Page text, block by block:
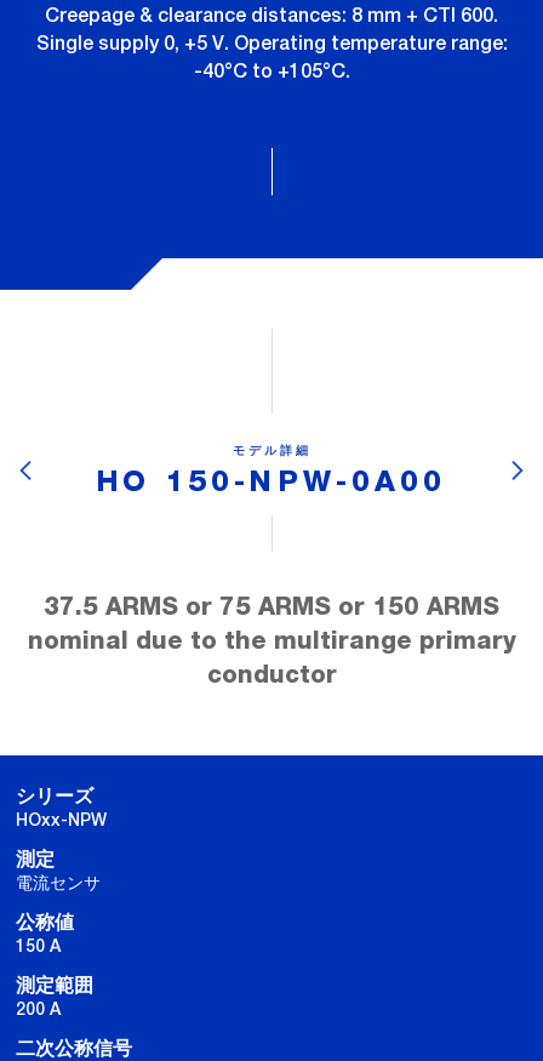
Creepage & clearance distances: 8 mm + CTI 600.
Single supply 0, +5 V. Operating temperature range:
-40°C to +105°C.
モデル詳細
HO 150-NPW-0A00
37.5 ARMS or 75 ARMS or 150 ARMS
nominal due to the multirange primary
conductor
シリーズ
HOxx-NPW
測定
電流センサ
公称値
150 A
測定範囲
200 A
二次公称信号